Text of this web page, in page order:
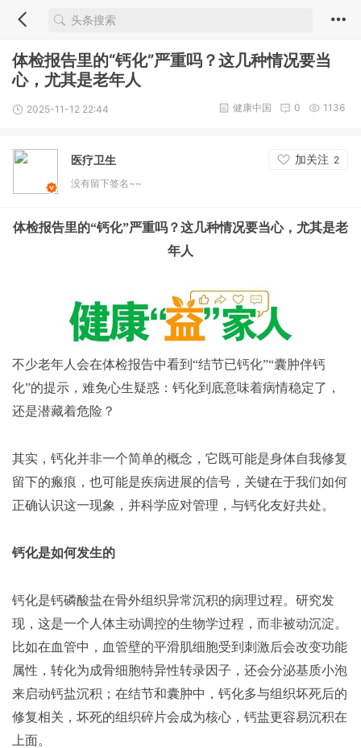
体检报告里的“钙化”严重吗？这几种情况要当
心，尤其是老年人
2025-11-12 22:44 1136
0
健康中国
医疗卫生 加关注 2
没有留下签名~~
体检报告里的“钙化”严重吗？这几种情况要当心，尤其是老
年人
不少老年人会在体检报告中看到 “结节已钙化”“囊肿伴钙
化”的提示，难免心生疑惑：钙化到底意味着病情稳定了，
还是潜藏着危险？
其实，钙化并非一个简单的概念，它既可能是身体自我修复
留下的瘢痕，也可能是疾病进展的信号，关键在于我们如何
正确认识这一现象，并科学应对管理，与钙化友好共处。
钙化是如何发生的
钙化是钙磷酸盐在骨外组织异常沉积的病理过程。 研究发
现，这是一个人体主动调控的生物学过程，而非被动沉淀。
比如在血管中，血管壁的平滑肌细胞受到刺激后会改变功能
属性，转化为成骨细胞特异性转录因子，还会分泌基质小泡
来启动钙盐沉积； 在结节和囊肿中，钙化多与组织坏死后的
修复相关， 坏死的组织碎片会成为核心，钙盐更容易沉积在
上面。